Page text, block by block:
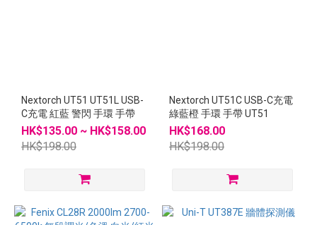
Nextorch UT51 UT51L USB-
C充電 紅藍 警閃 手環 手帶
HK$135.00 ~ HK$158.00
HK$198.00
Nextorch UT51C USB-C充電
綠藍橙 手環 手帶 UT51
HK$168.00
HK$198.00